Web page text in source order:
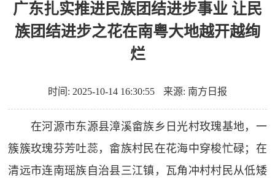
广东扎实推进民族团结进步事业 让民
族团结进步之花在南粤大地越开越绚
烂
时间: 2025-10-14 16:30:55 来源: 南方日报
在河源市东源县漳溪畲族乡日光村玫瑰基地，一
簇簇玫瑰芬芳吐蕊，畲族村民在花海中穿梭忙碌；在
清远市连南瑶族自治县三江镇，瓦角冲村村民从低矮